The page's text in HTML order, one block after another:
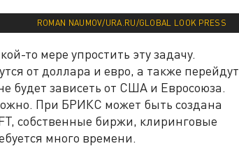
ROMAN NAUMOV/URA.RU/GLOBAL LOOK PRESS
то мере упростить эту задачу.
от доллара и евро, а также перейдут
будет зависеть от США и Евросоюза.
При БРИКС может быть создана
собственные биржи, клиринговые
много времени.